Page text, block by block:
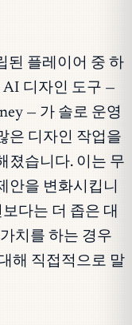
된 플레이어 중 하
AI 디자인 도구 —
— 가 솔로 운영
은 디자인 작업을
졌습니다. 이는 무
안을 변화시킵니
다는 더 좁은 대
치를 하는 경우
해 직접적으로 말